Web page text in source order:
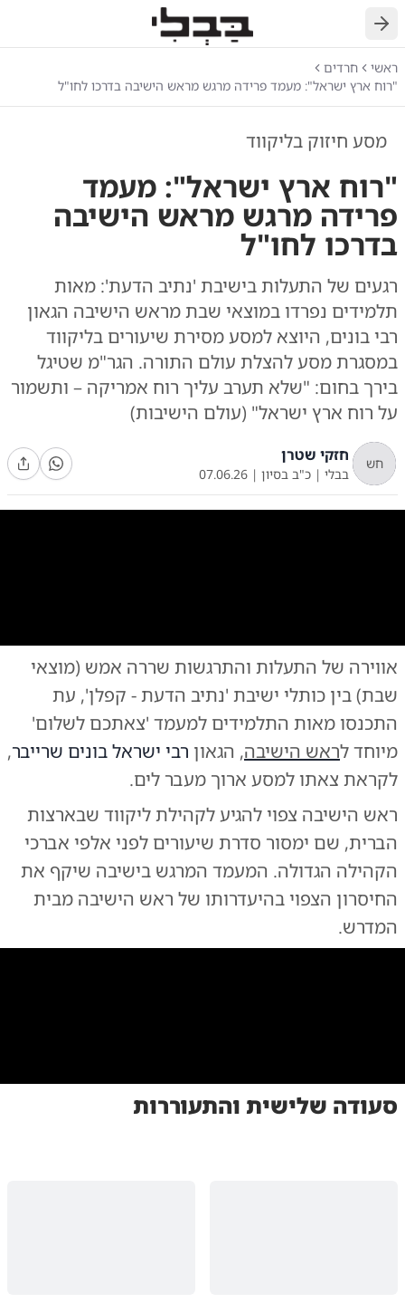
חזרה
ראשי
חרדים
"רוח ארץ ישראל": מעמד פרידה מרגש מראש הישיבה בדרכו לחו"ל
מסע חיזוק בליקווד
"רוח ארץ ישראל": מעמד
פרידה מרגש מראש הישיבה
בדרכו לחו"ל
רגעים של התעלות בישיבת 'נתיב הדעת': מאות
תלמידים נפרדו במוצאי שבת מראש הישיבה הגאון
רבי בונים, היוצא למסע מסירת שיעורים בליקווד
במסגרת מסע להצלת עולם התורה. הגר"מ שטיגל
בירך בחום: "שלא תערב עליך רוח אמריקה – ותשמור
על רוח ארץ ישראל" (עולם הישיבות)
חש חזקי שטרן
בבלי | כ"ב בסיון |
07.06.26
אווירה של התעלות והתרגשות שררה אמש (מוצאי
שבת) בין כותלי ישיבת 'נתיב הדעת - קפלן', עת
התכנסו מאות התלמידים למעמד 'צאתכם לשלום'
מיוחד לראש הישיבה, הגאון רבי ישראל בונים שרייבר,
לקראת צאתו למסע ארוך מעבר לים.
ראש הישיבה צפוי להגיע לקהילת ליקווד שבארצות
הברית, שם ימסור סדרת שיעורים לפני אלפי אברכי
הקהילה הגדולה. המעמד המרגש בישיבה שיקף את
החיסרון הצפוי בהיעדרותו של ראש הישיבה מבית
המדרש.
סעודה שלישית והתעוררות